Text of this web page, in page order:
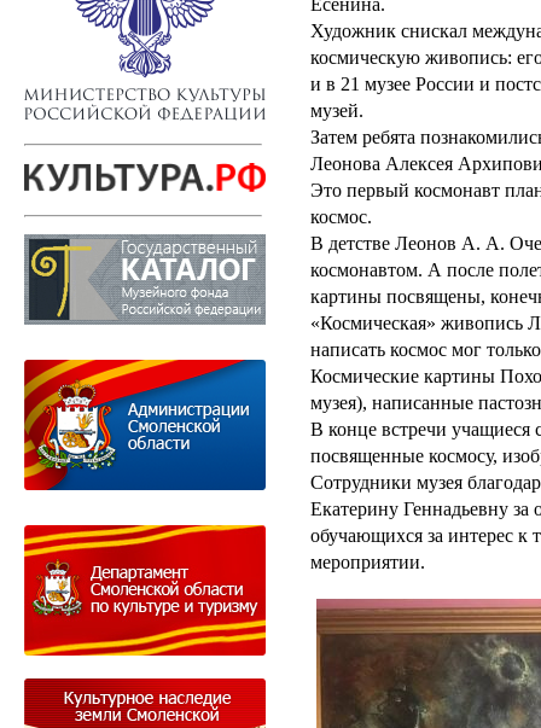
Художник снискал
космическую живопись:
и в 21 музее России и
музей.
Затем ребята
Леонова Алексея
Это первый космонавт
космос.
В детстве Леонов А. А.
космонавтом. А после
картины посвящены,
«Космическая» живопись
написать космос мог
Космические картины
музея), написанные
В конце встречи учащиеся
посвященные космосу,
Сотрудники музея
Екатерину Геннадьевну
обучающихся за интерес к
мероприятии.